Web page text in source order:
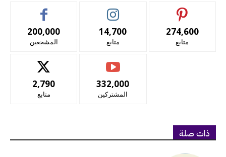
200,000
المشجعين
14,700
متابع
274,600
متابع
2,790
متابع
332,000
المشتركين
ذات صلة